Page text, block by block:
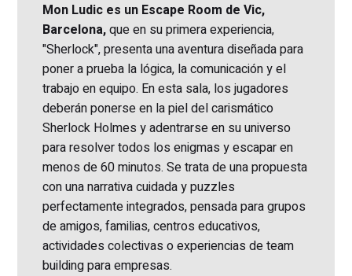
Mon Ludic es un Escape Room de Vic,
Barcelona,que en su primera experiencia,
"Sherlock", presenta una aventura diseñada para
poner a prueba la lógica, la comunicación y el
trabajo en equipo. En esta sala, los jugadores
deberán ponerse en la piel del carismático
Sherlock Holmes y adentrarse en su universo
para resolver todos los enigmas y escapar en
menos de 60 minutos. Se trata de una propuesta
con una narrativa cuidada y puzzles
perfectamente integrados, pensada para grupos
de amigos, familias, centros educativos,
actividades colectivas o experiencias de team
building para empresas.